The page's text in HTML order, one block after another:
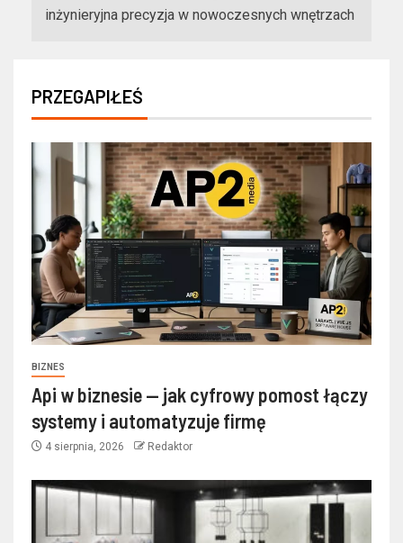
inżynieryjna precyzja w nowoczesnych wnętrzach
PRZEGAPIŁEŚ
BIZNES
Api w biznesie — jak cyfrowy pomost łączy
systemy i automatyzuje firmę
4 sierpnia, 2026 Redaktor